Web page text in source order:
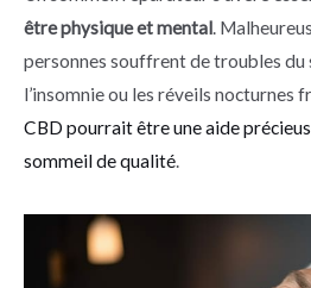
être physique et mental.
personnes souffrent de troubles du
l’insomnie ou les réveils nocturnes
CBD pourrait être une aide
sommeil de qualité.